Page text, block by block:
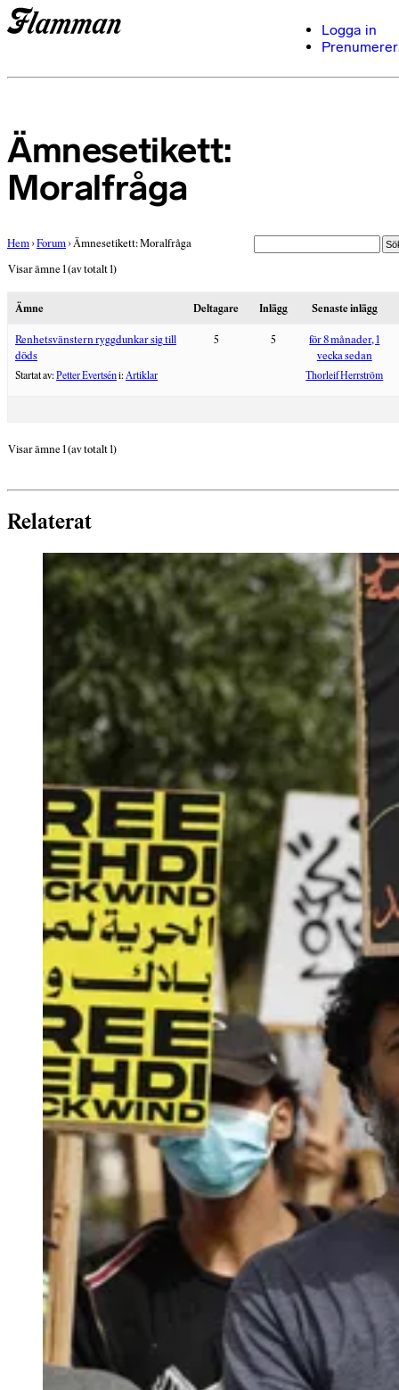
Logga in
Ämnesetikett:
Moralfråga
Hem ›Forum ›Ämnesetikett: Moralfråga
Visar ämne 1 (av totalt 1)
Ämne Deltagare Inlägg Senaste inlägg
Renhetsvänstern ryggdunkar sig till
döds
Startat av: Petter Evertséni: Artiklar
5 5
för 8 månader, 1
vecka sedan
Thorleif Herrström
Visar ämne 1 (av totalt 1)
Relaterat